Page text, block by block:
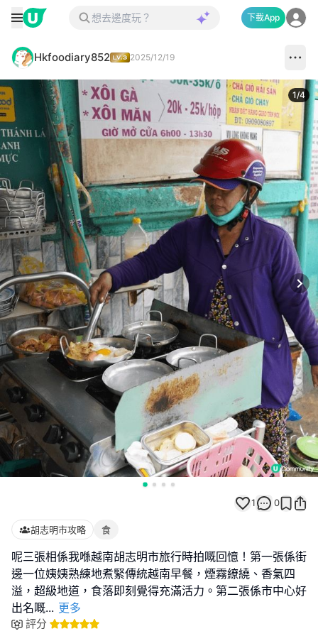
下載App
Hkfoodiary852 2025/12/19
1/4
1 0
胡志明市攻略 食
呢三張相係我喺越南胡志明市旅行時拍嘅回憶！第一張係街
邊一位姨姨熟練地煮緊傳統越南早餐，煙霧繚繞、香氣四
溢，超級地道，食落即刻覺得充滿活力。第二張係市中心好
出名嘅... 更多
評分